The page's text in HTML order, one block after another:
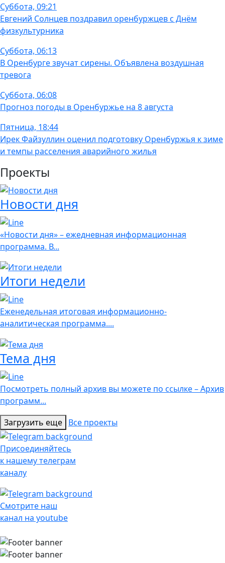
Суббота, 09:21
Евгений Солнцев поздравил оренбуржцев с Днём
физкультурника
Суббота, 06:13
В Оренбурге звучат сирены. Объявлена воздушная
тревога
Суббота, 06:08
Прогноз погоды в Оренбуржье на 8 августа
Пятница, 18:44
Ирек Файзуллин оценил подготовку Оренбуржья к зиме
и темпы расселения аварийного жилья
Проекты
Новости дня
«Новости дня» – ежедневная информационная
программа. В...
Итоги недели
Еженедельная итоговая информационно-
аналитическая программа....
Тема дня
Посмотреть полный архив вы можете по ссылке – Архив
программ...
Загрузить еще Все проекты
Присоединяйтесь
к нашему телеграм
каналу
Смотрите наш
канал на youtube